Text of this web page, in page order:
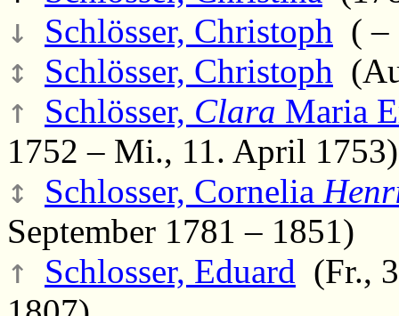
↓ Schlösser, Christoph ( –
↕ Schlösser, Christoph
↑ Schlösser, Clara Maria
1752 – Mi., 11. April 1753)
↕ Schlosser, Cornelia
September 1781 – 1851)
↑ Schlosser, Eduard (Fr.,